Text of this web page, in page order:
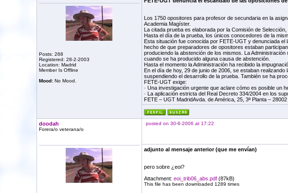
Posts: 268
Registered: 28-2-2003
Location: Madrid
Member Is Offline
Mood:No Mood.
Los 1750 opositores para profesor de secundaria en la
Academia Magíster.
La citada prueba es elaborada por la Comisión de
Hasta el día de la prueba, los únicos conocedores de la
Esta situación fue conocida por FETE-UGT y denunciada el
hecho de que preparadores de opositores estaban
produciendo la abstención de los mismos. La
cuando se ha producido alguna causa de abstención.
Hasta el momento la Administración ha recibido la
En el día de hoy, 29 de junio de 2006, se estaban
suspendiendo el desarrollo de la prueba. También se ha
FETE-UGT exige:
· Una investigación urgente que aclare cómo es posible un
· La aplicación estricta del Real Decreto 334/2004 en los
FETE – UGT MadridAvda. de América, 25, 3ª Planta –
doodah
Forera/o veterana/o
posted on 30-6-2006 at 17:22
adjunto al mensaje anterior (que me envían)
pero sobre ¿eoi?
Attachment: eoi_trib06_abs.pdf(87kB)
This file has been downloaded 1289 times